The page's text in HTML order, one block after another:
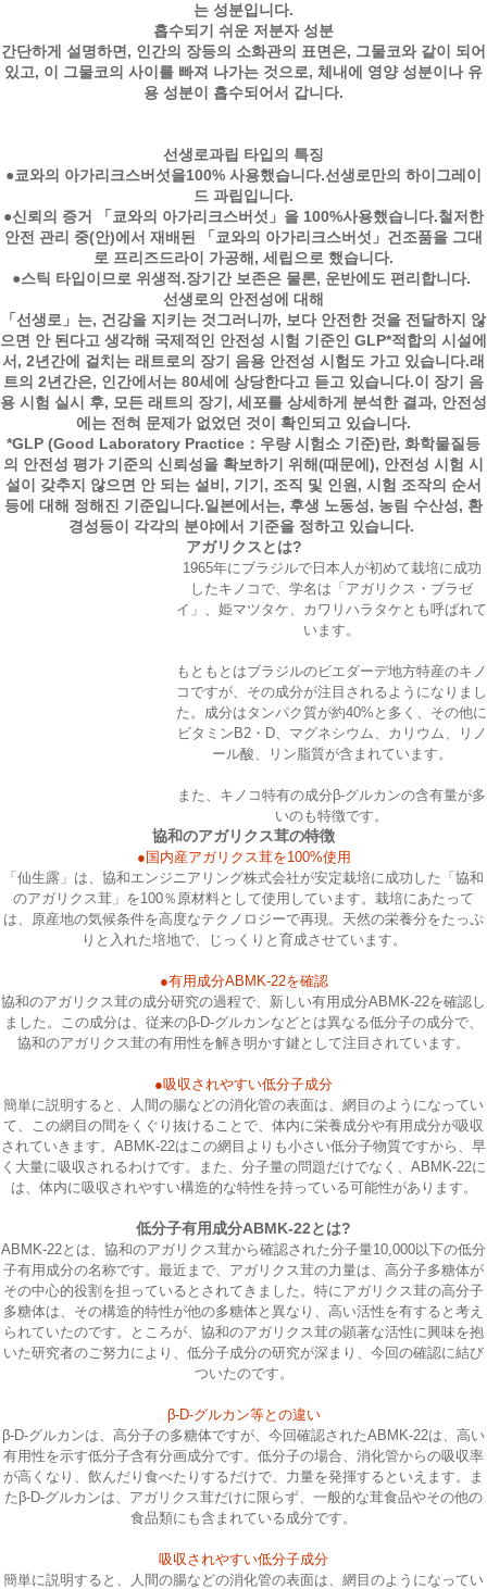
는 성분입니다.
흡수되기 쉬운 저분자 성분
간단하게 설명하면, 인간의 장등의 소화관의 표면은, 그물코와 같이 되어
있고, 이 그물코의 사이를 빠져 나가는 것으로, 체내에 영양 성분이나 유
용 성분이 흡수되어서 갑니다.
선생로과립 타입의 특징
●쿄와의 아가리크스버섯을100% 사용했습니다.선생로만의 하이그레이
드 과립입니다.
●신뢰의 증거 「쿄와의 아가리크스버섯」을 100%사용했습니다.철저한
안전 관리 중(안)에서 재배된 「쿄와의 아가리크스버섯」건조품을 그대
로 프리즈드라이 가공해, 세립으로 했습니다.
●스틱 타입이므로 위생적.장기간 보존은 물론, 운반에도 편리합니다.
선생로의 안전성에 대해
「선생로」는, 건강을 지키는 것그러니까, 보다 안전한 것을 전달하지 않
으면 안 된다고 생각해 국제적인 안전성 시험 기준인 GLP*적합의 시설에
서, 2년간에 걸치는 래트로의 장기 음용 안전성 시험도 가고 있습니다.래
트의 2년간은, 인간에서는 80세에 상당한다고 듣고 있습니다.이 장기 음
용 시험 실시 후, 모든 래트의 장기, 세포를 상세하게 분석한 결과, 안전성
에는 전혀 문제가 없었던 것이 확인되고 있습니다.
*GLP (Good Laboratory Practice：우량 시험소 기준)란, 화학물질등
의 안전성 평가 기준의 신뢰성을 확보하기 위해(때문에), 안전성 시험 시
설이 갖추지 않으면 안 되는 설비, 기기, 조직 및 인원, 시험 조작의 순서
등에 대해 정해진 기준입니다.일본에서는, 후생 노동성, 농림 수산성, 환
경성등이 각각의 분야에서 기준을 정하고 있습니다.
アガリクスとは?
1965年にブラジルで日本人が初めて栽培に成功
したキノコで、学名は「アガリクス・ブラゼ
イ」、姫マツタケ、カワリハラタケとも呼ばれて
います。
もともとはブラジルのビエダーデ地方特産のキノ
コですが、その成分が注目されるようになりまし
た。成分はタンパク質が約40%と多く、その他に
ビタミンB2・D、マグネシウム、カリウム、リノ
ール酸、リン脂質が含まれています。
また、キノコ特有の成分β-グルカンの含有量が多
いのも特徴です。
協和のアガリクス茸の特徴
●国内産アガリクス茸を100%使用
「仙生露」は、協和エンジニアリング株式会社が安定栽培に成功した「協和
のアガリクス茸」を100％原材料として使用しています。栽培にあたって
は、原産地の気候条件を高度なテクノロジーで再現。天然の栄養分をたっぷ
りと入れた培地で、じっくりと育成させています。
●有用成分ABMK-22を確認
協和のアガリクス茸の成分研究の過程で、新しい有用成分ABMK-22を確認し
ました。この成分は、従来のβ-D-グルカンなどとは異なる低分子の成分で、
協和のアガリクス茸の有用性を解き明かす鍵として注目されています。
●吸収されやすい低分子成分
簡単に説明すると、人間の腸などの消化管の表面は、網目のようになってい
て、この網目の間をくぐり抜けることで、体内に栄養成分や有用成分が吸収
されていきます。ABMK-22はこの網目よりも小さい低分子物質ですから、早
く大量に吸収されるわけです。また、分子量の問題だけでなく、ABMK-22に
は、体内に吸収されやすい構造的な特性を持っている可能性があります。
低分子有用成分ABMK-22とは?
ABMK-22とは、協和のアガリクス茸から確認された分子量10,000以下の低分
子有用成分の名称です。最近まで、アガリクス茸の力量は、高分子多糖体が
その中心的役割を担っているとされてきました。特にアガリクス茸の高分子
多糖体は、その構造的特性が他の多糖体と異なり、高い活性を有すると考え
られていたのです。ところが、協和のアガリクス茸の顕著な活性に興味を抱
いた研究者のご努力により、低分子成分の研究が深まり、今回の確認に結び
ついたのです。
β-D-グルカン等との違い
β-D-グルカンは、高分子の多糖体ですが、今回確認されたABMK-22は、高い
有用性を示す低分子含有分画成分です。低分子の場合、消化管からの吸収率
が高くなり、飲んだり食べたりするだけで、力量を発揮するといえます。ま
たβ-D-グルカンは、アガリクス茸だけに限らず、一般的な茸食品やその他の
食品類にも含まれている成分です。
吸収されやすい低分子成分
簡単に説明すると、人間の腸などの消化管の表面は、網目のようになってい